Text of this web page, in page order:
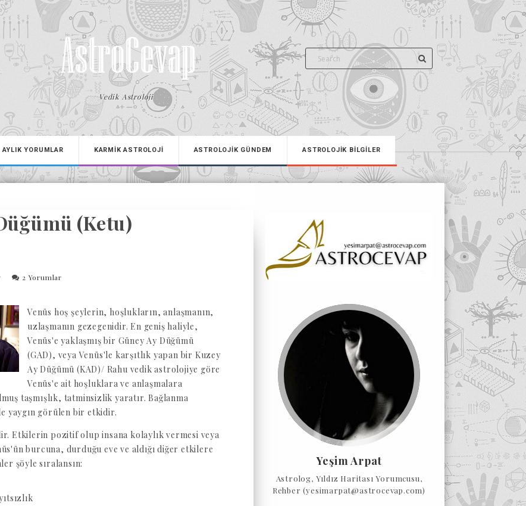
Vedik Astroloji
AYLIK YORUMLAR KARMİK ASTROLOJİ ASTROLOJİK GÜNDEM ASTROLOJİK BİLGİLER
(Ketu)
2 Yorumlar
Venüs hoş şeylerin, hoşlukların, anlaşmanın,
uzlaşmanın gezegenidir. En geniş haliyle,
Venüs'e yaklaşmış bir Güney Ay Düğümü
(GAD), veya Venüs'le karşıtlık yapan bir Kuzey
Ay Düğümü (KAD)/ Rahu vedik astrolojiye göre
Venüs'e ait hoşluklara ve anlaşmalara
taşmışlık, tatminsizlik yaratır. Bağlanma
yaygın görülen bir etkidir.
Etkilerin pozitif olup insana kolaylık vermesi veya
burcuna, durduğu eve ve aldığı diğer etkilere
şöyle sıralansın:
Yeşim Arpat
Astrolog, Yıldız Haritası Yorumcusu,
Rehber (yesimarpat@astrocevap.com)